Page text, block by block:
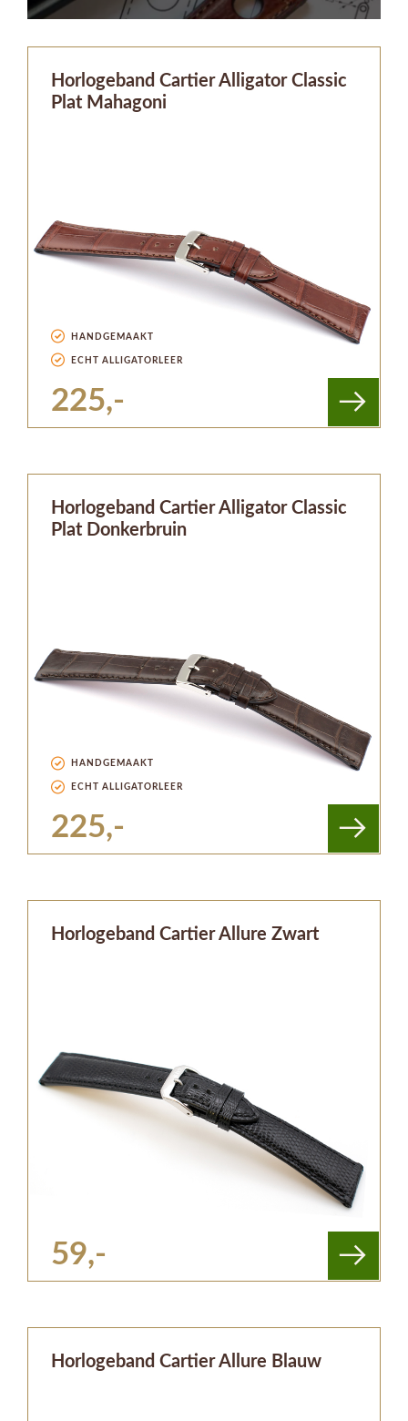
Horlogeband Cartier Alligator Classic
Plat Mahagoni
HANDGEMAAKT
ECHT ALLIGATORLEER
225,-
Horlogeband Cartier Alligator Classic
Plat Donkerbruin
HANDGEMAAKT
ECHT ALLIGATORLEER
225,-
Horlogeband Cartier Allure Zwart
59,-
Horlogeband Cartier Allure Blauw